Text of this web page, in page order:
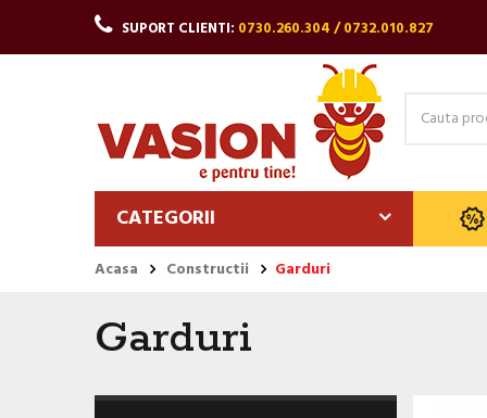
SUPORT CLIENTI: 0730.260.304 / 0732.010.827
CATEGORII
Acasa Constructii Garduri
Garduri